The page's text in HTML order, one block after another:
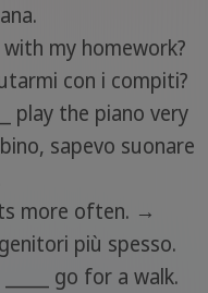
with my homework?
con i compiti?
play the piano very
sapevo suonare
more often. →
più spesso.
go for a walk.